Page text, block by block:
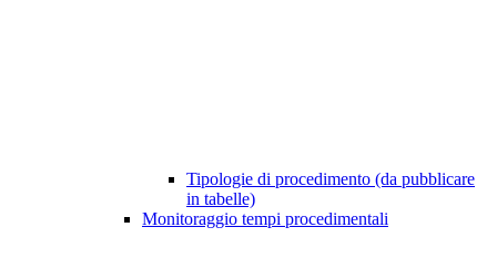
Tipologie di procedimento (da pubblicare
in tabelle)
Monitoraggio tempi procedimentali